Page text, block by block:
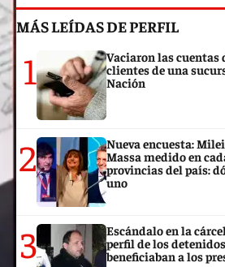
MÁS LEÍDAS DE PERFIL
1
Vaciaron las cuentas
clientes de una
Nación
2
Nueva encuesta:
Massa medido en
provincias del país:
uno
3
Escándalo en la
perfil de los
beneficiaban a los